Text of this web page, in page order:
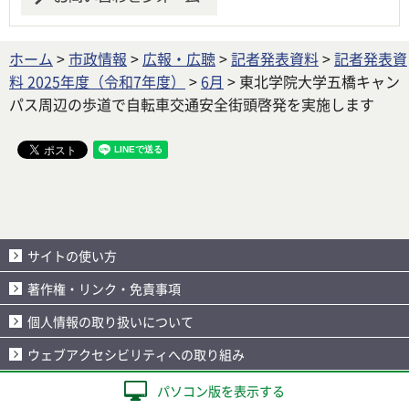
ホーム >市政情報 > 広報・広聴>記者発表資料>記者発表資
料 2025年度（令和7年度）
> 6月 > 東北学院大学五橋キャン
パス周辺の歩道で自転車交通安全街頭啓発を実施します
サイトの使い方
著作権・リンク・免責事項
個人情報の取り扱いについて
ウェブアクセシビリティへの取り組み
パソコン版を表示する